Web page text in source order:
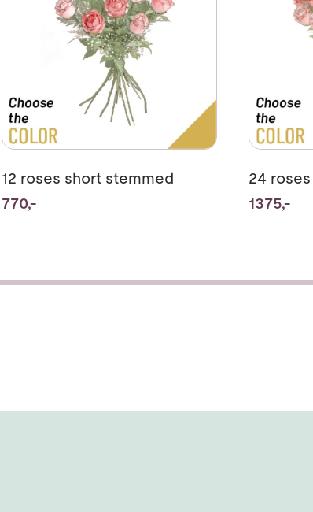
12 roses short stemmed
770,-
24
1375,-